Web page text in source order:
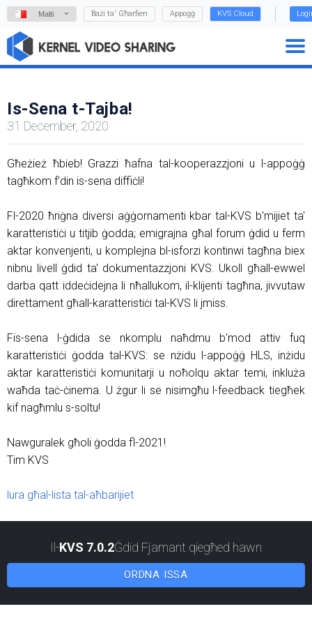
Malti Bażi ta' Għarfien Appoġġ KVS Cloud
Is-Sena t-Tajba!
31 December, 2020
Għeżież ħbieb! Grazzi ħafna tal-kooperazzjoni u l-appoġġ
tagħkom f'din is-sena diffiċli!
Fl-2020 ħriġna diversi aġġornamenti kbar tal-KVS b'mijiet ta'
karatteristiċi u titjib ġodda; emigrajna għal forum ġdid u ferm
aktar konvenjenti, u komplejna bl-isforzi kontinwi tagħna biex
nibnu livell ġdid ta' dokumentazzjoni KVS. Ukoll għall-ewwel
darba qatt iddeċidejna li nħallukom, il-klijenti tagħna, jivvutaw
direttament għall-karatteristiċi tal-KVS li jmiss.
Fis-sena l-ġdida se nkomplu naħdmu b'mod attiv fuq
karatteristiċi ġodda tal-KVS: se nżidu l-appoġġ HLS, inżidu
aktar karatteristiċi komunitarji u noħolqu aktar temi, inkluża
waħda taċ-ċinema. U żgur li se nisimgħu l-feedback tiegħek
kif nagħmlu s-soltu!
Nawguralek għoli ġodda fl-2021!
Tim KVS
lura għal-lista tal-aħbarijiet
Il-KVS 7.0.2Ġdid Fjamant qiegħed hawn
ORDNA ISSA